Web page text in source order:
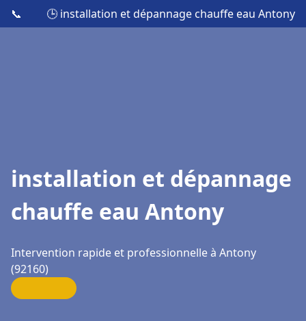
📞 🕒 installation et dépannage chauffe eau Antony
installation et dépannage
chauffe eau Antony
Intervention rapide et professionnelle à Antony
(92160)